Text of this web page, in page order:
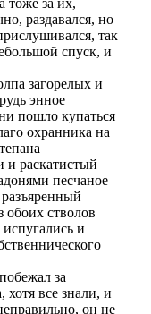
раздавался, но
так
спуск, и
загорелых и
энное
пошло купаться
охранника на
и раскатистый
песчаное
стволов
и
за
хотя все знали, и
он не